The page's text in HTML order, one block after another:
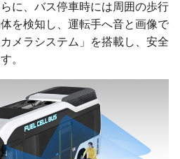
に、バス停車時には周囲の歩行
を検知し、運転手へ音と画像で
メラシステム」を搭載し、安全
。